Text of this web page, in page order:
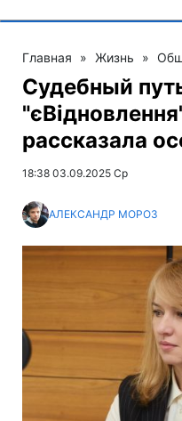
Главная » Жизнь »
Судебный
рассказала
18:38 03.09.2025 Ср
АЛЕКСАНДР МОРОЗ